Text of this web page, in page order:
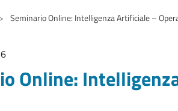
Seminario Online: Intelligenza Artificiale –
Online: